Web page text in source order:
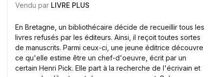
Vendu par LIVRE PLUS
En Bretagne, un bibliothécaire décide de recueillir tous les
livres refusés par les éditeurs. Ainsi, il reçoit toutes sortes
de manuscrits. Parmi ceux-ci, une jeune éditrice découvre
ce qu'elle estime être un chef-d'oeuvre, écrit par un
certain Henri Pick. Elle part à la recherche de l'écrivain et